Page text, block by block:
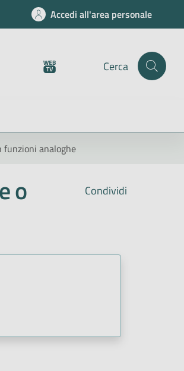
Accedi all'area personale
Cerca
analoghe
Condividi
o